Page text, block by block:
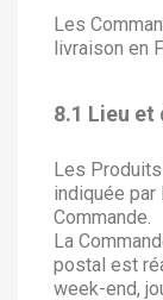
Les
livraison en
8.1 Lieu
Les
indiquée par
Commande.
La
postal est
week-end,